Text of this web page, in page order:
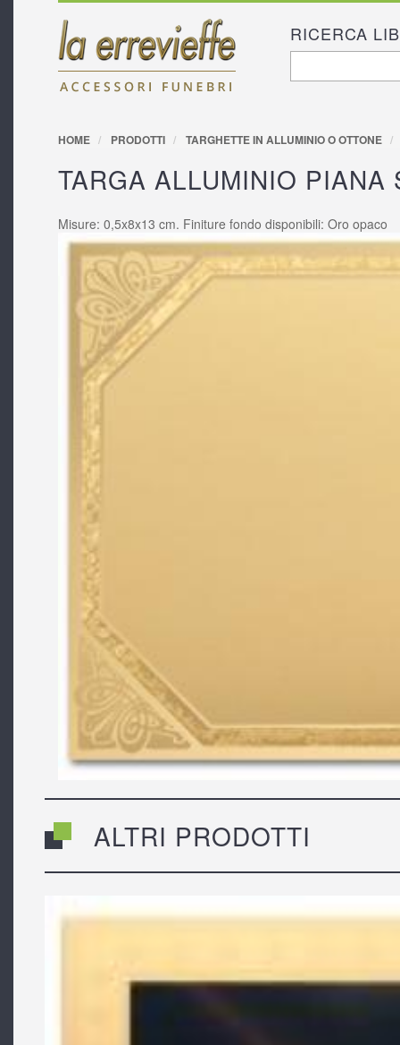
RICERCA
FORM
Cerca
HOME PRODOTTI TARGHETTE IN ALLUMINIO O OTTONE
TARGA ALLUMINIO PIANA
Misure: 0,5x8x13 cm. Finiture fondo disponibili: Oro opaco
ALTRI PRODOTTI